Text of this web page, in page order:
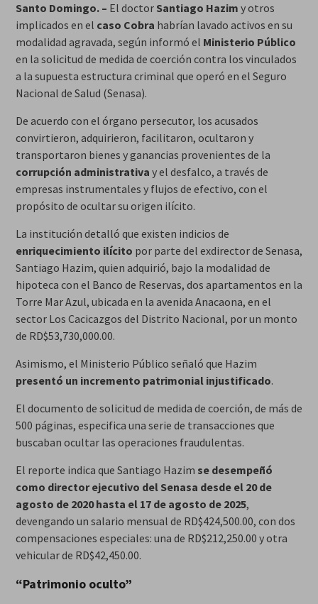
Santo Domingo. – El doctor Santiago Hazim y otros
implicados en el caso Cobra habrían lavado activos en su
modalidad agravada, según informó el Ministerio Público
en la solicitud de medida de coerción contra los vinculados
a la supuesta estructura criminal que operó en el Seguro
Nacional de Salud (Senasa).
De acuerdo con el órgano persecutor, los acusados
convirtieron, adquirieron, facilitaron, ocultaron y
transportaron bienes y ganancias provenientes de la
corrupción administrativa y el desfalco, a través de
empresas instrumentales y flujos de efectivo, con el
propósito de ocultar su origen ilícito.
La institución detalló que existen indicios de
enriquecimiento ilícito por parte del exdirector de Senasa,
Santiago Hazim, quien adquirió, bajo la modalidad de
hipoteca con el Banco de Reservas, dos apartamentos en la
Torre Mar Azul, ubicada en la avenida Anacaona, en el
sector Los Cacicazgos del Distrito Nacional, por un monto
de RD$53,730,000.00.
Asimismo, el Ministerio Público señaló que Hazim
presentó un incremento patrimonial injustificado.
El documento de solicitud de medida de coerción, de más de
500 páginas, especifica una serie de transacciones que
buscaban ocultar las operaciones fraudulentas.
El reporte indica que Santiago Hazim se desempeñó
como director ejecutivo del Senasa desde el 20 de
agosto de 2020 hasta el 17 de agosto de 2025,
devengando un salario mensual de RD$424,500.00, con dos
compensaciones especiales: una de RD$212,250.00 y otra
vehicular de RD$42,450.00.
“Patrimonio oculto”